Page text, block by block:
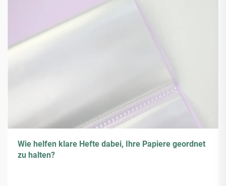
Wie helfen klare Hefte dabei, Ihre Papiere geordnet
zu halten?